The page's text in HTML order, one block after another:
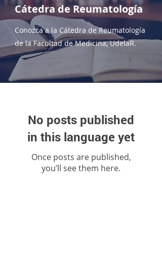
Cátedra de Reumatología
Conozca a la Cátedra de Reumatología
de la Facultad de Medicina, UdelaR.
No posts published
in this language yet
Once posts are published,
you’ll see them here.